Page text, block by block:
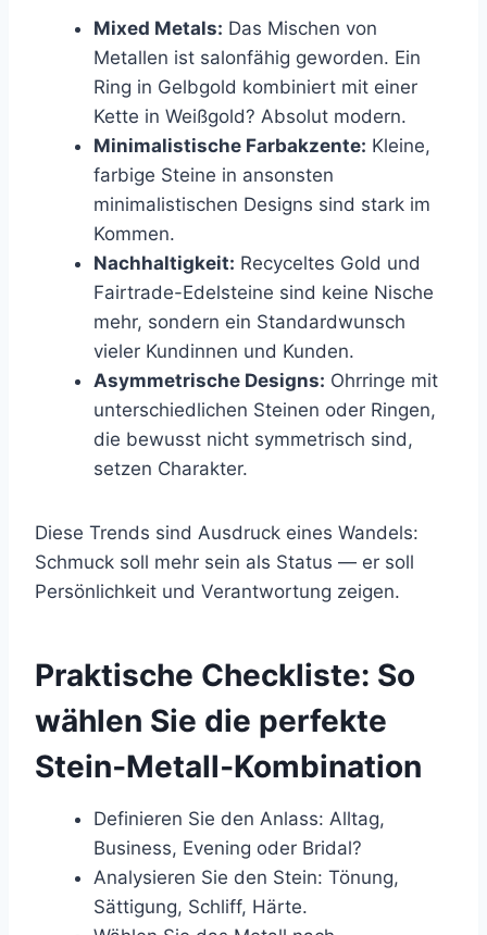
Mixed Metals: Das Mischen von
Metallen ist salonfähig geworden. Ein
Ring in Gelbgold kombiniert mit einer
Kette in Weißgold? Absolut modern.
Minimalistische Farbakzente: Kleine,
farbige Steine in ansonsten
minimalistischen Designs sind stark im
Kommen.
Nachhaltigkeit: Recyceltes Gold und
Fairtrade-Edelsteine sind keine Nische
mehr, sondern ein Standardwunsch
vieler Kundinnen und Kunden.
Asymmetrische Designs: Ohrringe mit
unterschiedlichen Steinen oder Ringen,
die bewusst nicht symmetrisch sind,
setzen Charakter.
Diese Trends sind Ausdruck eines Wandels:
Schmuck soll mehr sein als Status — er soll
Persönlichkeit und Verantwortung zeigen.
Praktische Checkliste: So
wählen Sie die perfekte
Stein‑Metall‑Kombination
Definieren Sie den Anlass: Alltag,
Business, Evening oder Bridal?
Analysieren Sie den Stein: Tönung,
Sättigung, Schliff, Härte.